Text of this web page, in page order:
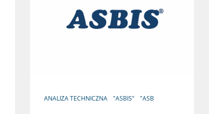
ANALIZA TECHNICZNA "ASBIS" "ASB